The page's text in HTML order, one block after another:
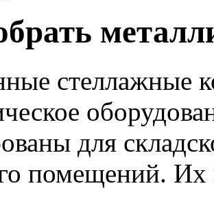
стеллажные
для
помещений.